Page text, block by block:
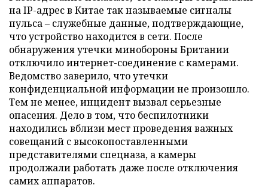
на IP-адрес в Китае так называемые сигналы
пульса – служебные данные, подтверждающие,
что устройство находится в сети. После
обнаружения утечки минобороны Британии
отключило интернет-соединение с камерами.
Ведомство заверило, что утечки
конфиденциальной информации не произошло.
Тем не менее, инцидент вызвал серьезные
опасения. Дело в том, что беспилотники
находились вблизи мест проведения важных
совещаний с высокопоставленными
представителями спецназа, а камеры
продолжали работать даже после отключения
самих аппаратов.